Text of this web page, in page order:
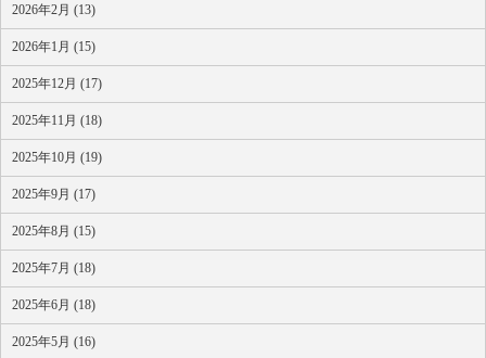
2026年2月 (13)
2026年1月 (15)
2025年12月 (17)
2025年11月 (18)
2025年10月 (19)
2025年9月 (17)
2025年8月 (15)
2025年7月 (18)
2025年6月 (18)
2025年5月 (16)